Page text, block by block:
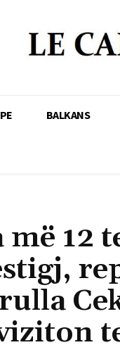
BALKANS
më 12